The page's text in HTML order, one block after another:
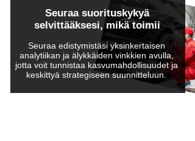
Seuraa suorituskykyä
selvittääksesi, mikä toimii
Seuraa edistymistäsi yksinkertaisen
analytiikan ja älykkäiden vinkkien avulla,
jotta voit tunnistaa kasvumahdollisuudet ja
keskittyä strategiseen suunnitteluun.